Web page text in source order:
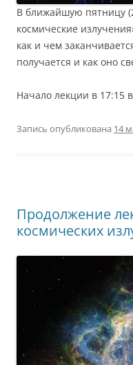
В ближайшую пятницу
космические
как и чем
получается и как оно
Начало лекции в 17:15
Запись опубликована 14
Продолжение
космических